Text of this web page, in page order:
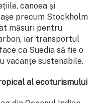
canoea și
precum Stockholm
măsuri pentru
iar transportul
ca Suedia să fie o
vacanțe sustenabile.
al ecoturismului